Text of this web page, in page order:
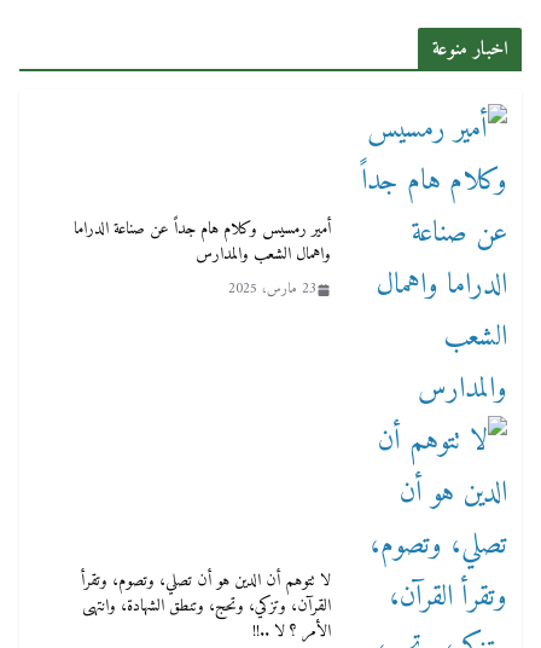
اخبار منوعة
أمير رمسيس وكلام هام جداً عن صناعة الدراما
واهمال الشعب والمدارس
23 مارس، 2025
لا تتوهم أن الدين هو أن تصلي، وتصوم، وتقرأ
القرآن، وتزكي، وتحج، وتنطق الشهادة، وانتهى
الأمر ؟ لا ..!!